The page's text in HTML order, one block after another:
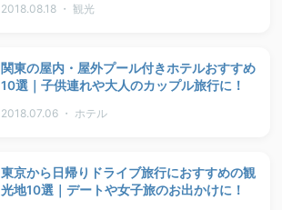
2018.08.18 ・ 観光
関東の屋内・屋外プール付きホテルおすすめ
10選｜子供連れや大人のカップル旅行に！
2018.07.06 ・ ホテル
東京から日帰りドライブ旅行におすすめの観
光地10選｜デートや女子旅のお出かけに！